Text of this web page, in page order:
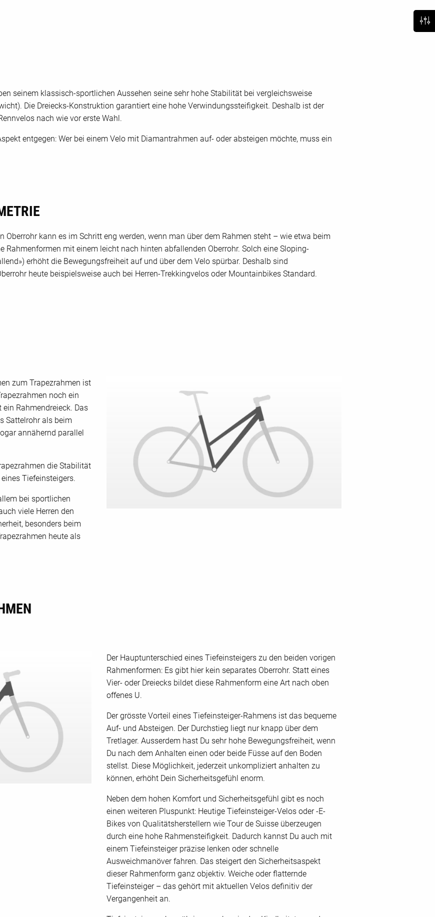
seinem klassisch-sportlichen Aussehen seine sehr hohe Stabilität bei vergleichsweise
Die Dreiecks-Konstruktion garantiert eine hohe Verwindungssteifigkeit. Deshalb ist der
nach wie vor erste Wahl.
entgegen: Wer bei einem Velo mit Diamantrahmen auf- oder absteigen möchte, muss ein
Oberrohr kann es im Schritt eng werden, wenn man über dem Rahmen steht – wie etwa beim
Rahmenformen mit einem leicht nach hinten abfallenden Oberrohr. Solch eine Sloping-
erhöht die Bewegungsfreiheit auf und über dem Velo spürbar. Deshalb sind
heute beispielsweise auch bei Herren-Trekkingvelos oder Mountainbikes Standard.
zum Trapezrahmen ist
noch ein
Rahmendreieck. Das
Sattelrohr als beim
annähernd parallel
die Stabilität
Tiefeinsteigers.
bei sportlichen
viele Herren den
besonders beim
heute als
Der Hauptunterschied eines Tiefeinsteigers zu den beiden vorigen
Rahmenformen: Es gibt hier kein separates Oberrohr. Statt eines
Vier- oder Dreiecks bildet diese Rahmenform eine Art nach oben
offenes U.
Der grösste Vorteil eines Tiefeinsteiger-Rahmens ist das bequeme
Auf- und Absteigen. Der Durchstieg liegt nur knapp über dem
Tretlager. Ausserdem hast Du sehr hohe Bewegungsfreiheit, wenn
Du nach dem Anhalten einen oder beide Füsse auf den Boden
stellst. Diese Möglichkeit, jederzeit unkompliziert anhalten zu
können, erhöht Dein Sicherheitsgefühl enorm.
Neben dem hohen Komfort und Sicherheitsgefühl gibt es noch
einen weiteren Pluspunkt: Heutige Tiefeinsteiger-Velos oder -E-
Bikes von Qualitätsherstellern wie Tour de Suisse überzeugen
durch eine hohe Rahmensteifigkeit. Dadurch kannst Du auch mit
einem Tiefeinsteiger präzise lenken oder schnelle
Ausweichmanöver fahren. Das steigert den Sicherheitsaspekt
dieser Rahmenform ganz objektiv. Weiche oder flatternde
Tiefeinsteiger – das gehört mit aktuellen Velos definitiv der
Vergangenheit an.